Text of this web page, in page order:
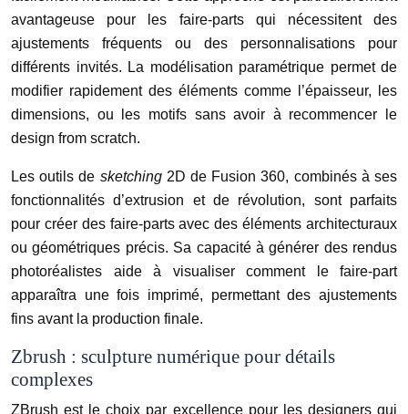
avantageuse pour les faire-parts qui nécessitent des
ajustements fréquents ou des personnalisations pour
différents invités. La modélisation paramétrique permet de
modifier rapidement des éléments comme l’épaisseur, les
dimensions, ou les motifs sans avoir à recommencer le
design from scratch.
Les outils de sketching 2D de Fusion 360, combinés à ses
fonctionnalités d’extrusion et de révolution, sont parfaits
pour créer des faire-parts avec des éléments architecturaux
ou géométriques précis. Sa capacité à générer des rendus
photoréalistes aide à visualiser comment le faire-part
apparaîtra une fois imprimé, permettant des ajustements
fins avant la production finale.
Zbrush : sculpture numérique pour détails
complexes
ZBrush est le choix par excellence pour les designers qui